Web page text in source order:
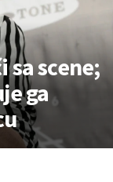
sa scene;
ga